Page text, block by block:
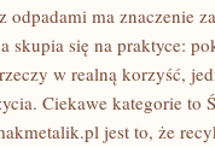
odpadami ma znaczenie
skupia się na praktyce:
w realną korzyść,
Ciekawe kategorie
jest to, że